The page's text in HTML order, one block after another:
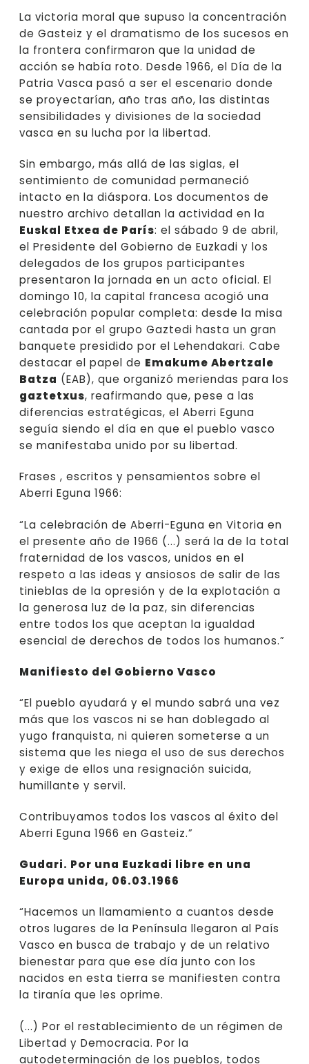
La victoria moral que supuso la concentración
de Gasteiz y el dramatismo de los sucesos en
la frontera confirmaron que la unidad de
acción se había roto. Desde 1966, el Día de la
Patria Vasca pasó a ser el escenario donde
se proyectarían, año tras año, las distintas
sensibilidades y divisiones de la sociedad
vasca en su lucha por la libertad.
Sin embargo, más allá de las siglas, el
sentimiento de comunidad permaneció
intacto en la diáspora. Los documentos de
nuestro archivo detallan la actividad en la
Euskal Etxea de París: el sábado 9 de abril,
el Presidente del Gobierno de Euzkadi y los
delegados de los grupos participantes
presentaron la jornada en un acto oficial. El
domingo 10, la capital francesa acogió una
celebración popular completa: desde la misa
cantada por el grupo Gaztedi hasta un gran
banquete presidido por el Lehendakari. Cabe
destacar el papel de Emakume Abertzale
Batza (EAB), que organizó meriendas para los
gaztetxus, reafirmando que, pese a las
diferencias estratégicas, el Aberri Eguna
seguía siendo el día en que el pueblo vasco
se manifestaba unido por su libertad.
Frases , escritos y pensamientos sobre el
Aberri Eguna 1966:
“La celebración de Aberri-Eguna en Vitoria en
el presente año de 1966 (...) será la de la total
fraternidad de los vascos, unidos en el
respeto a las ideas y ansiosos de salir de las
tinieblas de la opresión y de la explotación a
la generosa luz de la paz, sin diferencias
entre todos los que aceptan la igualdad
esencial de derechos de todos los humanos.”
Manifiesto del Gobierno Vasco
“El pueblo ayudará y el mundo sabrá una vez
más que los vascos ni se han doblegado al
yugo franquista, ni quieren someterse a un
sistema que les niega el uso de sus derechos
y exige de ellos una resignación suicida,
humillante y servil.
Contribuyamos todos los vascos al éxito del
Aberri Eguna 1966 en Gasteiz.”
Gudari. Por una Euzkadi libre en una
Europa unida, 06.03.1966
“Hacemos un llamamiento a cuantos desde
otros lugares de la Península llegaron al País
Vasco en busca de trabajo y de un relativo
bienestar para que ese día junto con los
nacidos en esta tierra se manifiesten contra
la tiranía que les oprime.
(...) Por el restablecimiento de un régimen de
Libertad y Democracia. Por la
autodeterminación de los pueblos, todos